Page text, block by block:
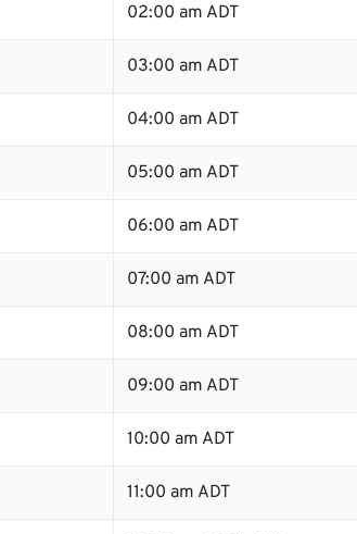
02:00 am ADT
03:00 am ADT
04:00 am ADT
05:00 am ADT
06:00 am ADT
07:00 am ADT
08:00 am ADT
09:00 am ADT
10:00 am ADT
11:00 am ADT